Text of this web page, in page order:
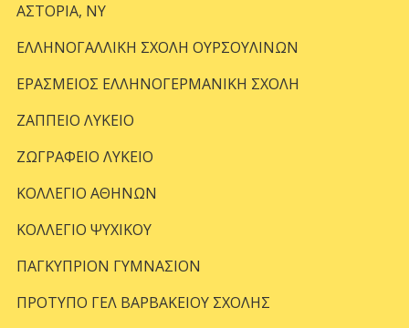
ΑΣΤΟΡΙΑ, ΝΥ
ΕΛΛΗΝΟΓΑΛΛΙΚΗ ΣΧΟΛΗ ΟΥΡΣΟΥΛΙΝΩΝ
ΕΡΑΣΜΕΙΟΣ ΕΛΛΗΝΟΓΕΡΜΑΝΙΚΗ ΣΧΟΛΗ
ΖΑΠΠΕΙΟ ΛΥΚΕΙΟ
ΖΩΓΡΑΦΕΙΟ ΛΥΚΕΙΟ
ΚΟΛΛΕΓΙΟ ΑΘΗΝΩΝ
ΚΟΛΛΕΓΙΟ ΨΥΧΙΚΟΥ
ΠΑΓΚΥΠΡΙΟΝ ΓΥΜΝΑΣΙΟΝ
ΠΡΟΤΥΠΟ ΓΕΛ ΒΑΡΒΑΚΕΙΟΥ ΣΧΟΛΗΣ